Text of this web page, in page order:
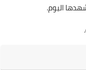
اليوم.